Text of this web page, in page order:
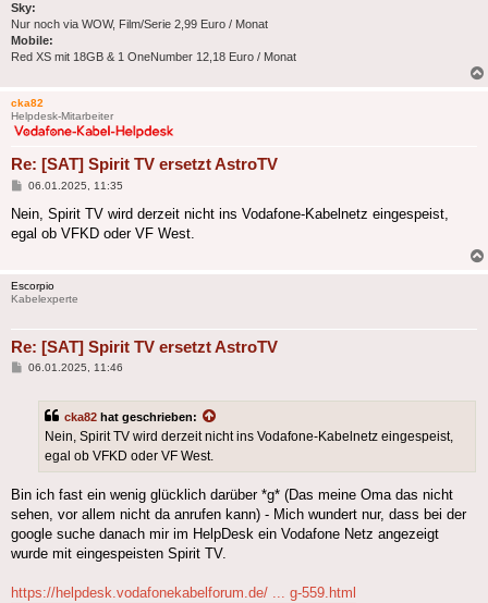
Sky:
Nur noch via WOW, Film/Serie 2,99 Euro / Monat
Mobile:
Red XS mit 18GB & 1 OneNumber 12,18 Euro / Monat
cka82
Helpdesk-Mitarbeiter
Re: [SAT] Spirit TV ersetzt AstroTV
Beitrag
06.01.2025, 11:35
Nein, Spirit TV wird derzeit nicht ins Vodafone-Kabelnetz eingespeist,
egal ob VFKD oder VF West.
Escorpio
Kabelexperte
Re: [SAT] Spirit TV ersetzt AstroTV
Beitrag
06.01.2025, 11:46
cka82 hat geschrieben:
Nein, Spirit TV wird derzeit nicht ins Vodafone-Kabelnetz eingespeist,
egal ob VFKD oder VF West.
Bin ich fast ein wenig glücklich darüber *g* (Das meine Oma das nicht
sehen, vor allem nicht da anrufen kann) - Mich wundert nur, dass bei der
google suche danach mir im HelpDesk ein Vodafone Netz angezeigt
wurde mit eingespeisten Spirit TV.
https://helpdesk.vodafonekabelforum.de/ ... g-559.html